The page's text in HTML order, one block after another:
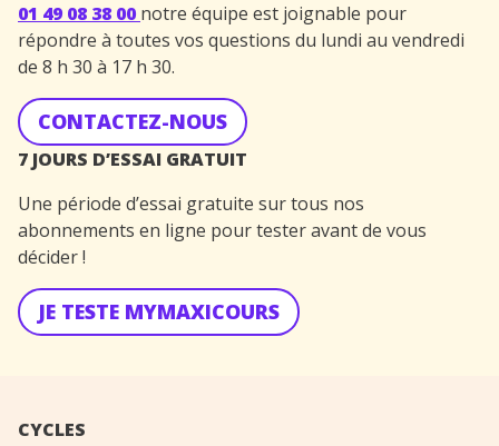
01 49 08 38 00 notre équipe est joignable pour
répondre à toutes vos questions du lundi au vendredi
de 8 h 30 à 17 h 30.
CONTACTEZ-NOUS
7 JOURS D’ESSAI GRATUIT
Une période d’essai gratuite sur tous nos
abonnements en ligne pour tester avant de vous
décider !
JE TESTE MYMAXICOURS
CYCLES